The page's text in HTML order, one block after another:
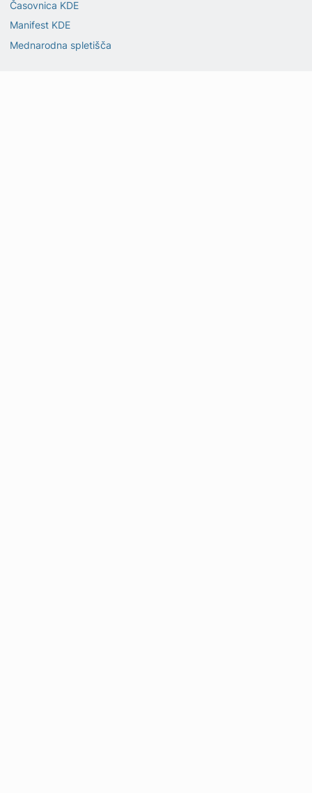
Časovnica KDE
Manifest KDE
Mednarodna spletišča